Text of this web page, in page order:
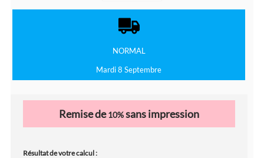
NORMAL
Mardi 8 Septembre
Remise de10%sans impression
Résultat de votre calcul :